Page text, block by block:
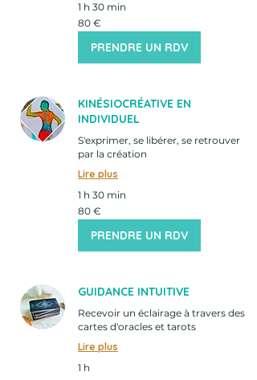
1 h 30 min
80
euros
80 €
PRENDRE UN RDV
KINÉSIOCRÉATIVE EN
INDIVIDUEL
S'exprimer, se libérer, se retrouver
par la création
Lire plus
1 h 30 min
80
euros
80 €
PRENDRE UN RDV
GUIDANCE INTUITIVE
Recevoir un éclairage à travers des
cartes d'oracles et tarots
Lire plus
1 h